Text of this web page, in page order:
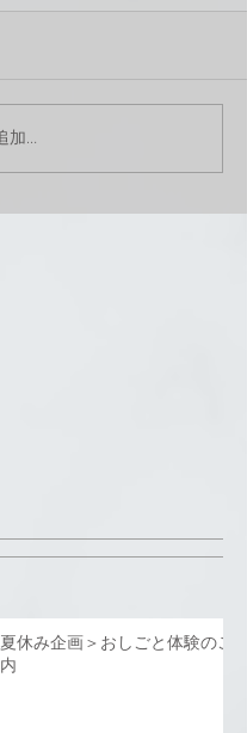
加…
休み企画＞おしごと体験のご